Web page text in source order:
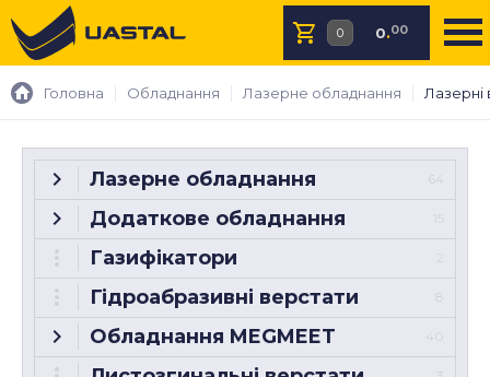
0.00
Головна Обладнання Лазерне обладнання Лазерні
Лазерне обладнання 64
Додаткове обладнання 15
Газифікатори 2
Гідроабразивні верстати 8
Обладнання MEGMEET 40